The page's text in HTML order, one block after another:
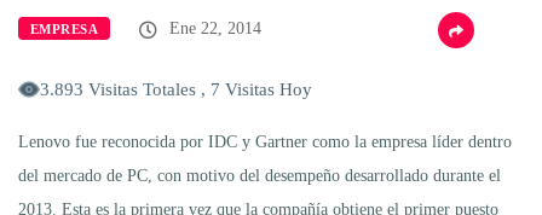
EMPRESA Ene 22, 2014
3.893 Visitas Totales , 7 Visitas Hoy
Lenovo fue reconocida por IDC y Gartner como la empresa líder dentro
del mercado de PC, con motivo del desempeño desarrollado durante el
2013. Esta es la primera vez que la compañía obtiene el primer puesto